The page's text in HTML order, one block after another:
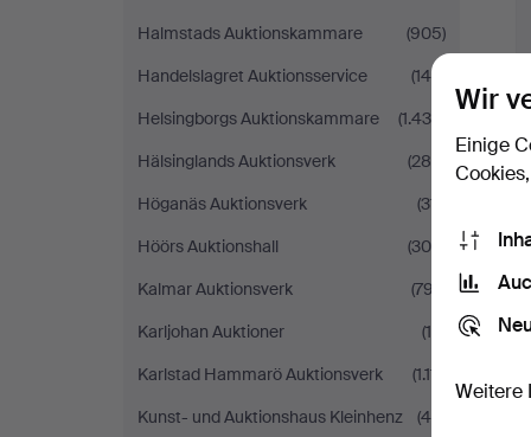
Halmstads Auktionskammare
(905)
Handelslagret Auktionsservice
(140)
Helsingborgs Auktionskammare
(1.436)
Hälsinglands Auktionsverk
(285)
Höganäs Auktionsverk
(311)
Höörs Auktionshall
(304)
Kalmar Auktionsverk
(797)
Karljohan Auktioner
(14)
Karlstad Hammarö Auktionsverk
(1.111)
Kunst- und Auktionshaus Kleinhenz
(46)
Wir
Einige
Weitere